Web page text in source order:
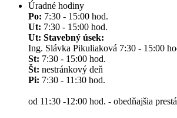
Úradné hodiny
Po: 7:30 - 15:00 hod.
Ut: 7:30 - 15:00 hod.
Ut: Stavebný úsek:
Ing. Slávka Pikuliaková 7:30 - 15:00
St: 7:30 - 15:00 hod.
Št: nestránkový deň
Pi: 7:30 - 11:30 hod.
od 11:30 -12:00 hod. - obedňajšia